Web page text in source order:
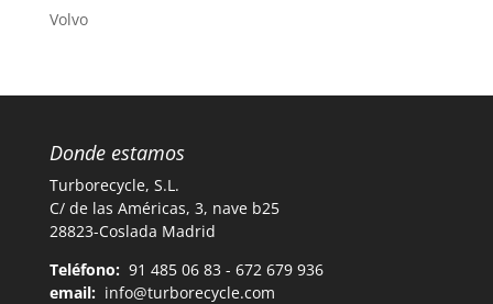
Volvo
Donde estamos
Turborecycle, S.L.
C/ de las Américas, 3, nave b25
28823-Coslada Madrid
Teléfono: 91 485 06 83 - 672 679 936
email: info@turborecycle.com